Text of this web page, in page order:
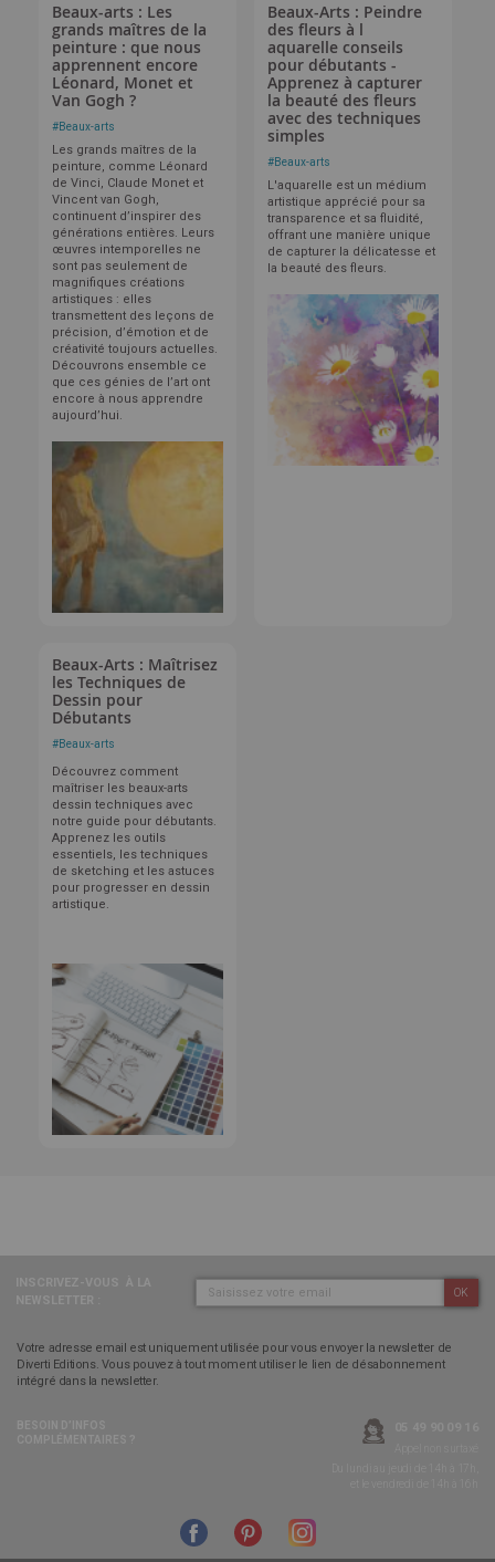
Beaux-arts : Les
grands maîtres de la
peinture : que nous
apprennent encore
Léonard, Monet et
Van Gogh ?
#Beaux-arts
Les grands maîtres de la
peinture, comme Léonard
de Vinci, Claude Monet et
Vincent van Gogh,
continuent d’inspirer des
générations entières. Leurs
œuvres intemporelles ne
sont pas seulement de
magnifiques créations
artistiques : elles
transmettent des leçons de
précision, d’émotion et de
créativité toujours actuelles.
Découvrons ensemble ce
que ces génies de l’art ont
encore à nous apprendre
aujourd’hui.
Beaux-Arts : Peindre
des fleurs à l
aquarelle conseils
pour débutants -
Apprenez à capturer
la beauté des fleurs
avec des techniques
simples
#Beaux-arts
L'aquarelle est un médium
artistique apprécié pour sa
transparence et sa fluidité,
offrant une manière unique
de capturer la délicatesse et
la beauté des fleurs.
Beaux-Arts : Maîtrisez
les Techniques de
Dessin pour
Débutants
#Beaux-arts
Découvrez comment
maîtriser les beaux-arts
dessin techniques avec
notre guide pour débutants.
Apprenez les outils
essentiels, les techniques
de sketching et les astuces
pour progresser en dessin
artistique.
OK
Votre adresse email est uniquement utilisée pour vous envoyer la newsletter de
Diverti Editions. Vous pouvez à tout moment utiliser le lien de désabonnement
intégré dans la newsletter.